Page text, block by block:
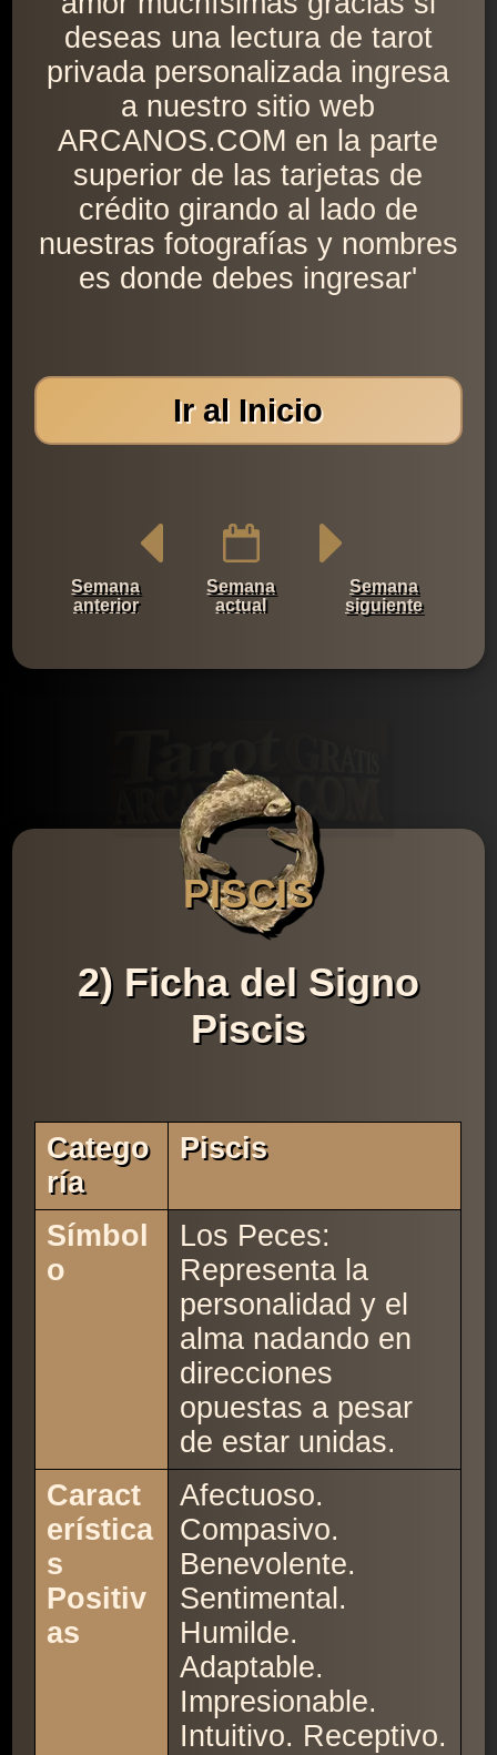
deseas una lectura de tarot
privada personalizada ingresa
a nuestro sitio web
ARCANOS.COM en la parte
superior de las tarjetas de
crédito girando al lado de
nuestras fotografías y nombres
es donde debes ingresar'
Ir al Inicio
Semana
anterior
Semana
actual
Semana
siguiente
PISCIS
2) Ficha del Signo
Piscis
Catego
Ría
Piscis
Símbol
o
Los Peces:
Representa la
personalidad y el
alma nadando en
direcciones
opuestas a pesar
de estar unidas.
Caract
erística
s
Positiv
as
Afectuoso.
Compasivo.
Benevolente.
Sentimental.
Humilde.
Adaptable.
Impresionable.
Intuitivo. Receptivo.